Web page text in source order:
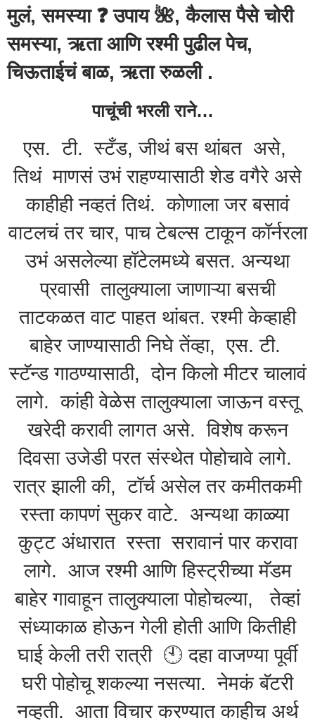
मुलं, समस्या ❓️ उपाय 🌺, कैलास पैसे चोरी
समस्या, ऋता आणि रश्मी पुढील पेच,
चिऊताईचं बाळ, ऋता रुळली .
पाचूंची भरली राने…
एस. टी. स्टँड, जीथं बस थांबत असे,
तिथं माणसं उभं राहण्यासाठी शेड वगैरे असे
काहीही नव्हतं तिथं. कोणाला जर बसावं
वाटलचं तर चार, पाच टेबल्स टाकून कॉर्नरला
उभं असलेल्या हॉटेलमध्ये बसत. अन्यथा
प्रवासी तालुक्याला जाणाऱ्या बसची
ताटकळत वाट पाहत थांबत. रश्मी केव्हाही
बाहेर जाण्यासाठी निघे तेंव्हा, एस. टी.
स्टॅन्ड गाठण्यासाठी, दोन किलो मीटर चालावं
लागे. कांही वेळेस तालुक्याला जाऊन वस्तू
खरेदी करावी लागत असे. विशेष करून
दिवसा उजेडी परत संस्थेत पोहोचावे लागे.
रात्र झाली की, टॉर्च असेल तर कमीतकमी
रस्ता कापणं सुकर वाटे. अन्यथा काळ्या
कुट्ट अंधारात रस्ता सरावानं पार करावा
लागे. आज रश्मी आणि हिस्ट्रीच्या मॅडम
बाहेर गावाहून तालुक्याला पोहोचल्या, तेव्हां
संध्याकाळ होऊन गेली होती आणि कितीही
घाई केली तरी रात्री 🕙 दहा वाजण्या पूर्वी
घरी पोहोचू शकल्या नसत्या. नेमकं बॅटरी
नव्हती. आता विचार करण्यात काहीच अर्थ